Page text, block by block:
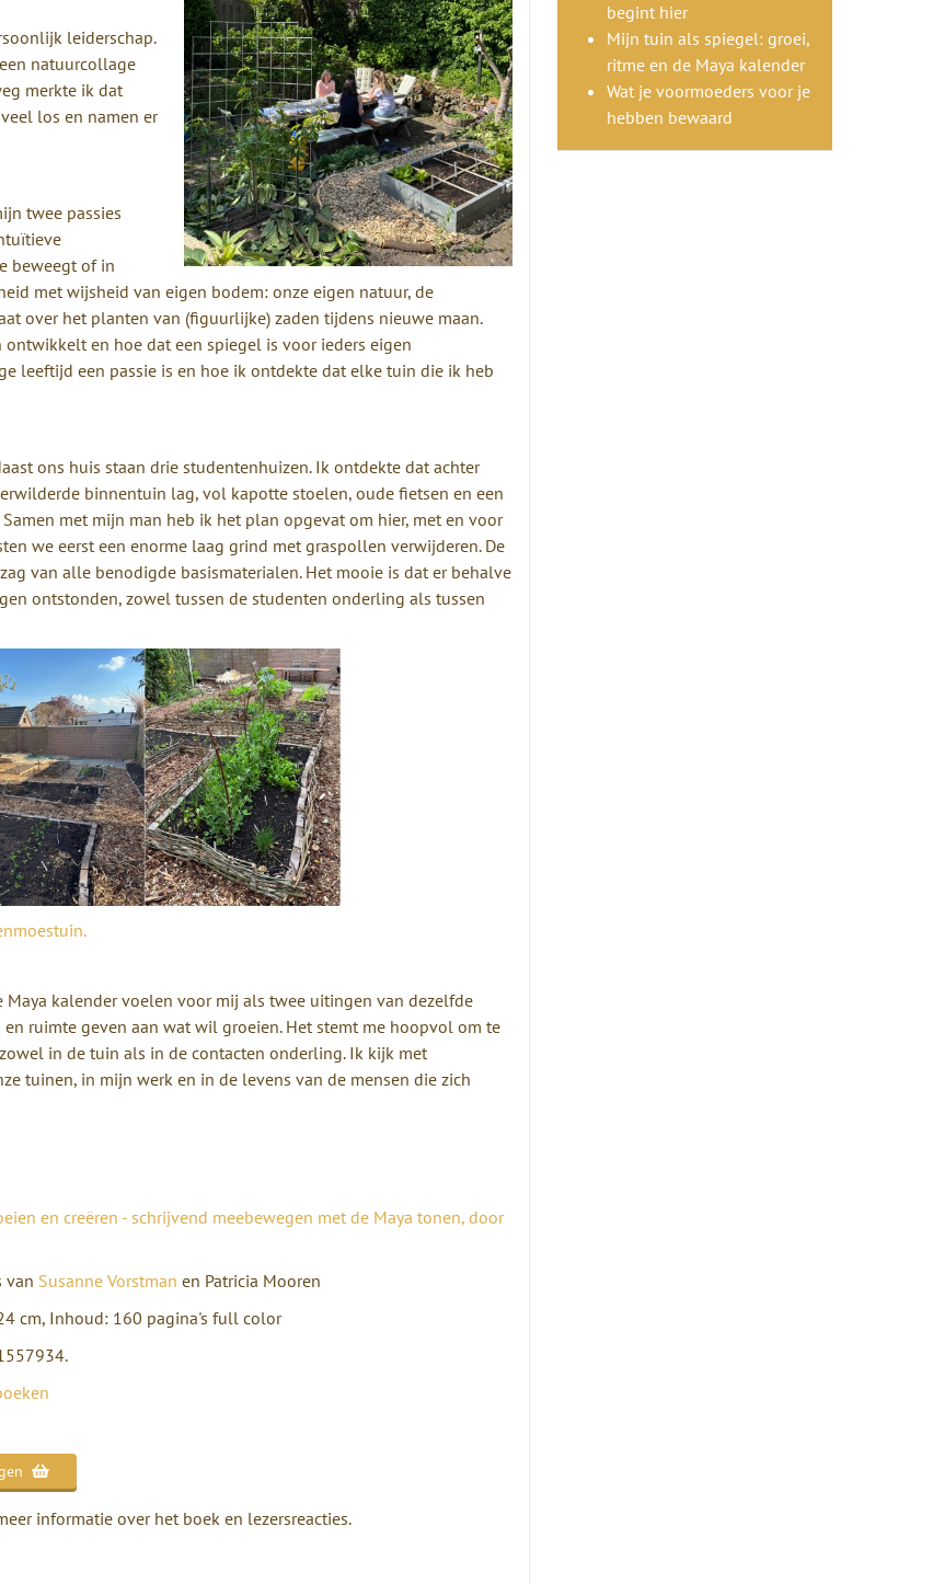
leiderschap.
natuurcollage
merkte ik dat
los en namen er
twee passies
beweegt of in
met wijsheid van eigen bodem: onze eigen natuur, de
over het planten van (figuurlijke) zaden tijdens nieuwe maan.
en hoe dat een spiegel is voor ieders eigen
leeftijd een passie is en hoe ik ontdekte dat elke tuin die ik heb
ons huis staan drie studentenhuizen. Ik ontdekte dat achter
binnentuin lag, vol kapotte stoelen, oude fietsen en een
met mijn man heb ik het plan opgevat om hier, met en voor
we eerst een enorme laag grind met graspollen verwijderen. De
van alle benodigde basismaterialen. Het mooie is dat er behalve
ontstonden, zowel tussen de studenten onderling als tussen
kalender voelen voor mij als twee uitingen van dezelfde
ruimte geven aan wat wil groeien. Het stemt me hoopvol om te
in de tuin als in de contacten onderling. Ik kijk met
tuinen, in mijn werk en in de levens van de mensen die zich
en creëren - schrijvend meebewegen met de Maya tonen,door
van Susanne Vorstman en Patricia Mooren
cm, Inhoud: 160 pagina's full color
informatie over het boek en lezersreacties.
begint hier
Mijn tuin als spiegel: groei,
ritme en de Maya kalender
Wat je voormoeders voor je
hebben bewaard